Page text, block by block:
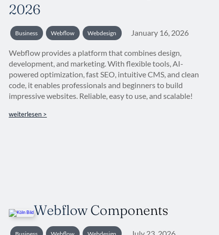
2026
Business Webflow Webdesign January 16, 2026
Webflow provides a platform that combines design,
development, and marketing. With flexible tools, AI-
powered optimization, fast SEO, intuitive CMS, and clean
code, it enables professionals and beginners to build
impressive websites. Reliable, easy to use, and scalable!
weiterlesen >
Webflow Components
Business Webflow Webdesign